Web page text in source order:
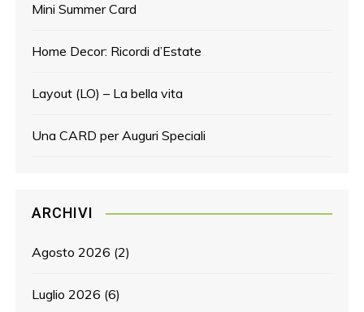
Mini Summer Card
Home Decor: Ricordi d’Estate
Layout (LO) – La bella vita
Una CARD per Auguri Speciali
ARCHIVI
Agosto 2026 (2)
Luglio 2026 (6)